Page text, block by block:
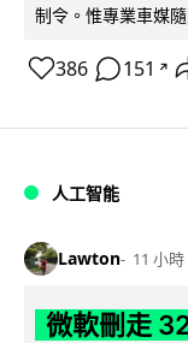
制令。惟專業車媒
386 151 ↗
人工智能
Lawton 11 小時
微軟刪走